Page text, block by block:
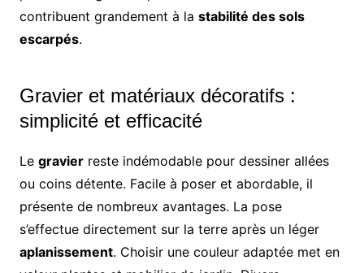
contribuent grandement à la stabilité des sols
escarpés.
Gravier et matériaux décoratifs :
simplicité et efficacité
Le gravierreste indémodable pour dessiner allées
ou coins détente. Facile à poser et abordable, il
présente de nombreux avantages. La pose
s’effectue directement sur la terre après un léger
aplanissement. Choisir une couleur adaptée met en